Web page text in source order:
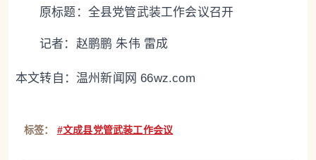
原标题： 全县党管武装工作会议召开
记者：赵鹏鹏 朱伟 雷成
本文转自： 温州新闻网 66wz.com
标签： #文成县党管武装工作会议